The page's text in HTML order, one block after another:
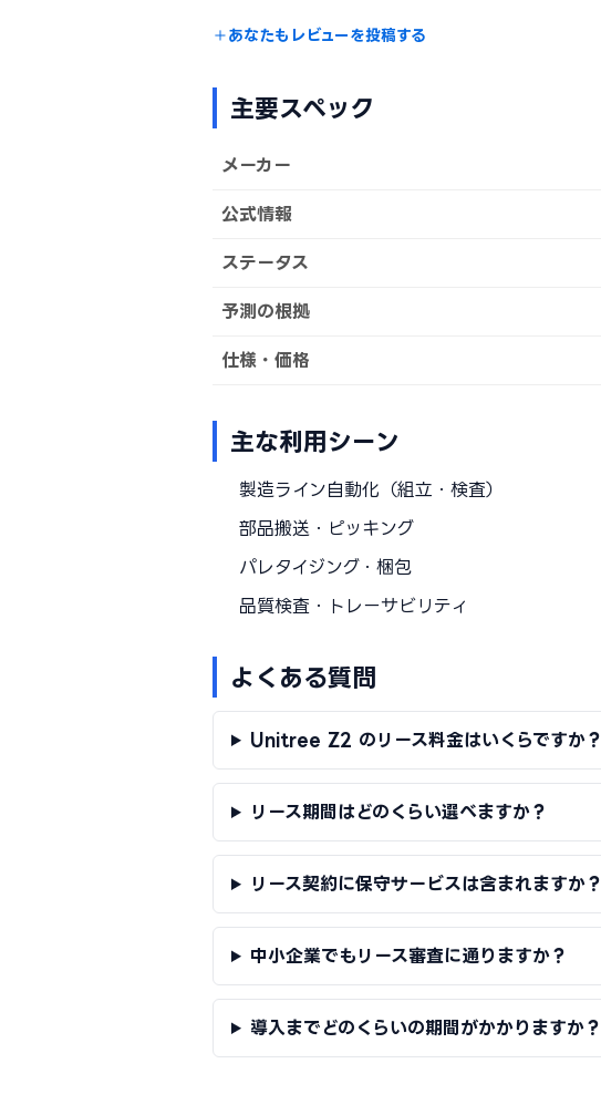
あなたもレビューを投稿する
主要スペック
メーカー
公式情報
ステータス
予測の根拠
仕様・価格
主な利用シーン
製造ライン自動化（組立・検査）
部品搬送・ピッキング
パレタイジング・梱包
品質検査・トレーサビリティ
よくある質問
Unitree Z2 のリース料金はいくらですか？
リース期間はどのくらい選べますか？
リース契約に保守サービスは含まれますか？
中小企業でもリース審査に通りますか？
導入までどのくらいの期間がかかりますか？